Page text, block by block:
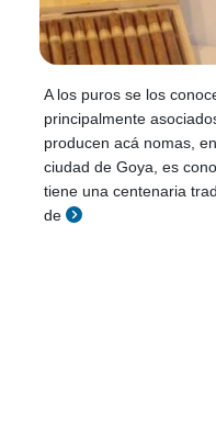
A los puros se los
principalmente
producen acá nomas,
ciudad de Goya, es
tiene una centenaria
de